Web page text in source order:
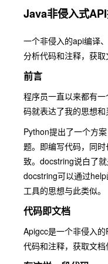
Java非侵入式
一个非侵入的api编译
分析代码和注释，获
前言
程序员一直以来都有
码就表达了我的思想和
Python提出了一个方
题。即编写代码，同
致。docstring说白了
docstring可以通过
工具的思想与此类似。
代码即文档
Apigcc是一个非侵入
代码和注释，获取文档